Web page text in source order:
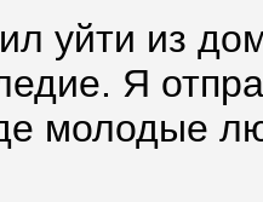
уйти из
Я
молодые